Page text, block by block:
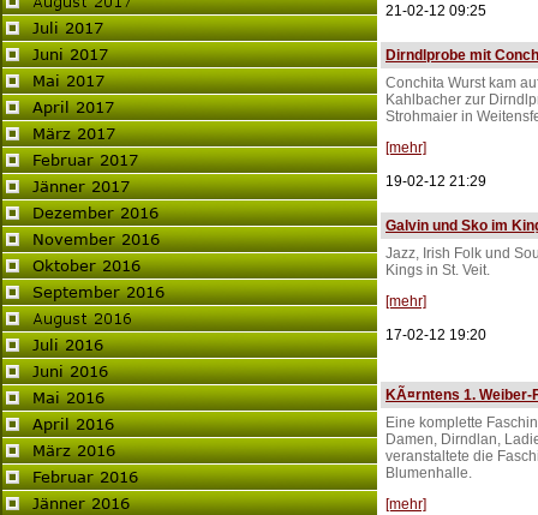
21-02-12 09:25
Dirndlprobe mit
Conchita Wurst kam
Kahlbacher zur
Strohmaier in
[mehr]
19-02-12 21:29
Galvin und Sko im
Jazz, Irish Folk und
Kings in St. Veit.
[mehr]
17-02-12 19:20
KÃ¤rntens 1.
Eine komplette
Damen, Dirndlan,
veranstaltete die
Blumenhalle.
[mehr]